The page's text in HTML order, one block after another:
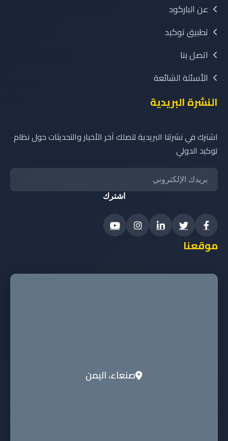
عن الباركود
تطبيق توكيد
اتصل بنا
الأسئلة الشائعة
النشرة البريدية
اشترك في نشرتنا البريدية لتصلك آخر الأخبار والتحديثات حول نظام
توكيد الدولي
اشترك
موقعنا
صنعاء، اليمن